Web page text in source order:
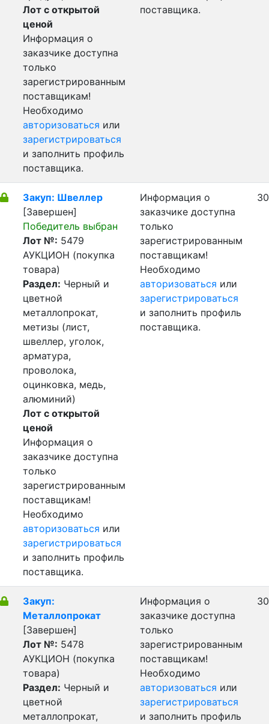
Лот с открытой
ценой
Информация о
заказчике доступна
только
зарегистрированным
поставщикам!
Необходимо
авторизоваться или
зарегистрироваться
и заполнить профиль
поставщика.
поставщика.
Закуп: Швеллер
[Завершен]
Победитель выбран
Лот №: 5479
АУКЦИОН (покупка
товара)
Раздел: Черный и
цветной
металлопрокат,
метизы (лист,
швеллер, уголок,
арматура,
проволока,
оцинковка, медь,
алюминий)
Лот с открытой
ценой
Информация о
заказчике доступна
только
зарегистрированным
поставщикам!
Необходимо
авторизоваться или
зарегистрироваться
и заполнить профиль
поставщика.
Информация о
заказчике доступна
только
зарегистрированным
поставщикам!
Необходимо
авторизоваться или
зарегистрироваться
и заполнить профиль
поставщика.
Закуп:
Металлопрокат
[Завершен]
Лот №: 5478
АУКЦИОН (покупка
товара)
Раздел: Черный и
цветной
металлопрокат,
Информация о
заказчике доступна
только
зарегистрированным
поставщикам!
Необходимо
авторизоваться или
зарегистрироваться
и заполнить профиль